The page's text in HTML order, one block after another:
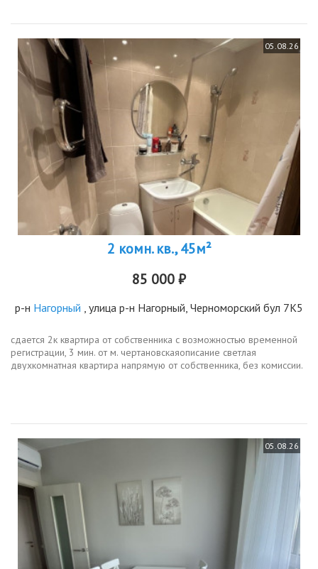
05.08.26
2 комн. кв., 45м²
85 000 ₽
р-н Нагорный , улица р-н Нагорный, Черноморский бул 7К5
сдается 2к квартира от собственника с возможностью временной
регистрации, 3 мин. от м. чертановскаяописание светлая
двухкомнатная квартира напрямую от собственника, без комиссии.
05.08.26